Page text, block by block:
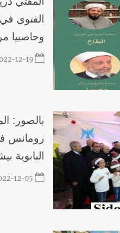
الفتوى
وحاصبيا
12-19
بالصور:
رومانس
البابوية
12-05